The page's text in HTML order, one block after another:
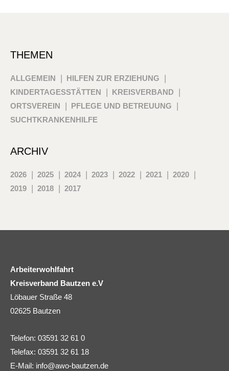
THEMEN
ALLGEMEIN
HILFEN ZUR ERZIEHUNG
KINDERTAGESSTÄTTEN
KREISVERBAND
ORTSVEREIN
PFLEGE UND BETREUUNG
SUCHTKRANKENHILFE
ARCHIV
2026 2025 2024 2023 2022 2021
2020
2019
2018 2017
Arbeiterwohlfahrt
Kreisverband Bautzen e.V
Löbauer Straße 48
02625 Bautzen
Telefon: 03591 32 61 0
Telefax: 03591 32 61 18
E-Mail: info@awo-bautzen.de